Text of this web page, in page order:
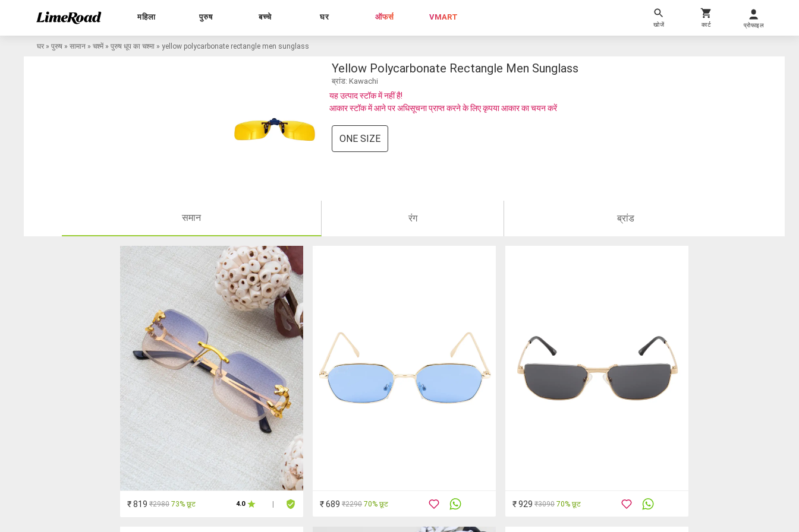
महिला पुरुष बच्चे घर ऑफर्स VMART
खोजें कार्ट प्रोफाइल
घर » पुरुष » सामान » चश्में » पुरुष धूप का चश्मा » yellow polycarbonate rectangle men sunglass
Yellow Polycarbonate Rectangle Men Sunglass
ब्रांड: Kawachi
यह उत्पाद स्टॉक में नहीं है!
आकार स्टॉक में आने पर अधिसूचना प्राप्त करने के लिए कृपया आकार का चयन करें
ONE SIZE
समान रंग ब्रांड
₹ 819 ₹2980 73% छूट 4.0 ₹ 689 ₹2290 70% छूट ₹ 929 ₹3090 70% छूट